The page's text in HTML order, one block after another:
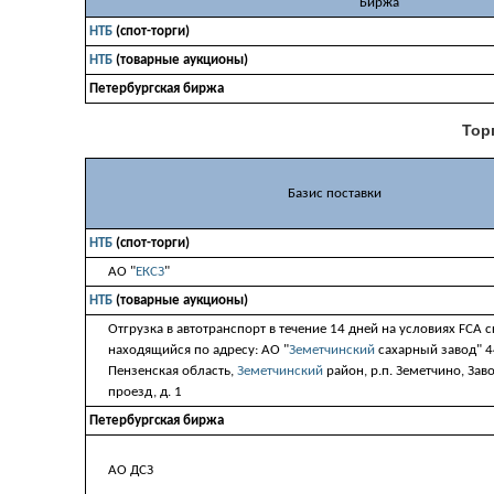
НТБ (спот-торги)
НТБ (товарные аукционы)
Петербургская биржа
Базис поставки
НТБ (спот-торги)
АО "ЕКСЗ"
НТБ (товарные аукционы)
Отгрузка в автотранспорт в течение 14 дней на условиях FCA
находящийся по адресу: АО "Земетчинский сахарный завод"
Пензенская область, Земетчинский район, р.п. Земетчино,
проезд, д. 1
Петербургская биржа
АО ДСЗ